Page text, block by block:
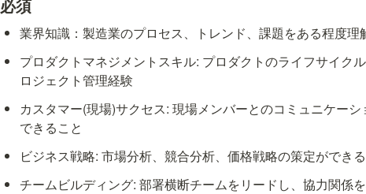
必須
業界知識：製造業のプロセス、トレンド、課題をある程度理
プロダクトマネジメントスキル: プロダクトのライフサイク
ロジェクト管理経験
カスタマー(現場)サクセス: 現場メンバーとのコミュニケー
できること
ビジネス戦略: 市場分析、競合分析、価格戦略の策定ができ
チームビルディング: 部署横断チームをリードし、協力関係